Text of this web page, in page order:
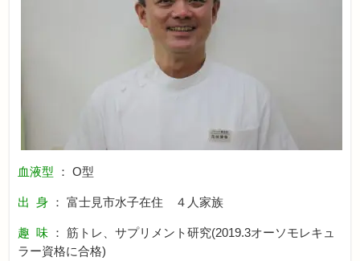
血液型 ： O型
出 身 ： 富士見市水子在住 ４人家族
趣 味 ： 筋トレ、サプリメント研究(2019.3オーソモレキュ
ラー資格に合格)